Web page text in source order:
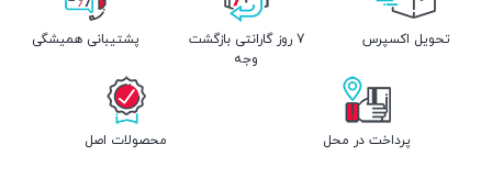
تحویل اکسپرس
7 روز گارانتی بازگشت
وجه
پشتیبانی همیشگی
پرداخت در محل محصولات اصل